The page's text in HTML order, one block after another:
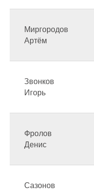
Миргородов
Артём
Звонков
Игорь
Фролов
Денис
Сазонов